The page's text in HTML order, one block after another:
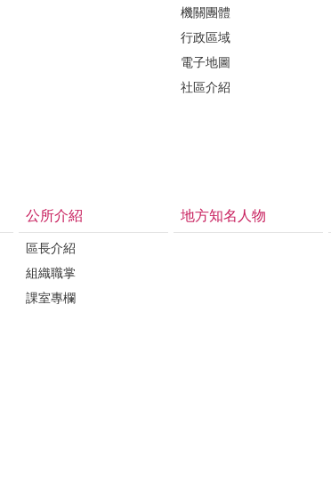
機關團體
行政區域
電子地圖
社區介紹
公所介紹
區長介紹
組織職掌
課室專欄
地方知名人物